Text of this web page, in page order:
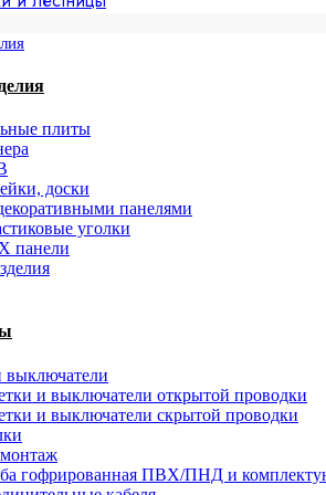
плиты
доски
панелями
уголки
панели
выключатели
и выключатели открытой проводки
и выключатели скрытой проводки
гофрированная ПВХ/ПНД и